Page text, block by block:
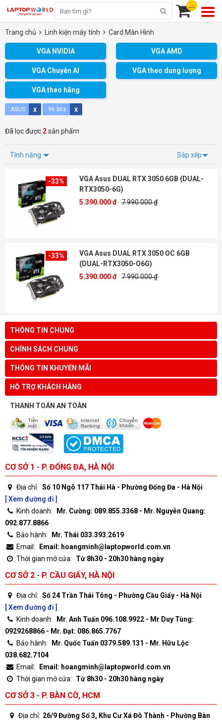
...
Trang chủ Linh kiện máy tính Card Màn Hình
VGA NVIDIA VGA AMD
VGA Chuyên AI VGA theo dung lượng
VGA theo hãng
: ASUS x : 96 bits x
Đã lọc được 2sản phẩm
Tính năng Sắp xếp
-33%
VGA Asus DUAL RTX 3050 6GB (DUAL-
RTX3050-6G)
5.390.000 đ 7.990.000 ₫
-33%
VGA Asus DUAL RTX 3050 OC 6GB
(DUAL-RTX3050-O6G)
5.390.000 đ 7.990.000 ₫
THÔNG TIN CHUNG
CHÍNH SÁCH CHUNG
THÔNG TIN KHUYẾN MÃI
HỖ TRỢ KHÁCH HÀNG
THANH TOÁN AN TOÀN
CƠ SỞ 1 - P. ĐỐNG ĐA, HÀ NỘI
Địa chỉ: Số 10 Ngõ 117 Thái Hà - Phường Đống Đa - Hà Nội
[ Xem đường đi ]
Kinh doanh:
Mr. Cường: 089.855.3368 - Mr. Nguyễn Quang:
092.877.8866
Bảo hành:
Mr. Thái 033.393.2619
Email:
Email: hoangminh@laptopworld.com.vn
Thời gian mở cửa:
Từ 8h30 - 20h30 hàng ngày
CƠ SỞ 2 - P. CẦU GIẤY, HÀ NỘI
Địa chỉ: Số 24 Trần Thái Tông - Phường Cầu Giấy - Hà Nội
[ Xem đường đi ]
Kinh doanh:
Mr. Anh Tuấn 096.108.9922 - Mr Duy Tùng:
0929268866 - Mr. Đạt: 086.865.7767
Bảo hành:
Mr. Quốc Tuấn 0379.589.131 - Mr. Hữu Lộc
038.682.7104
Email:
Email: hoangminh@laptopworld.com.vn
Thời gian mở cửa:
Từ 8h30 - 20h30 hàng ngày
CƠ SỞ 3 - P. BÀN CỜ, HCM
Địa chỉ: 26/9 Đường Số 3, Khu Cư Xá Đô Thành - Phường Bàn